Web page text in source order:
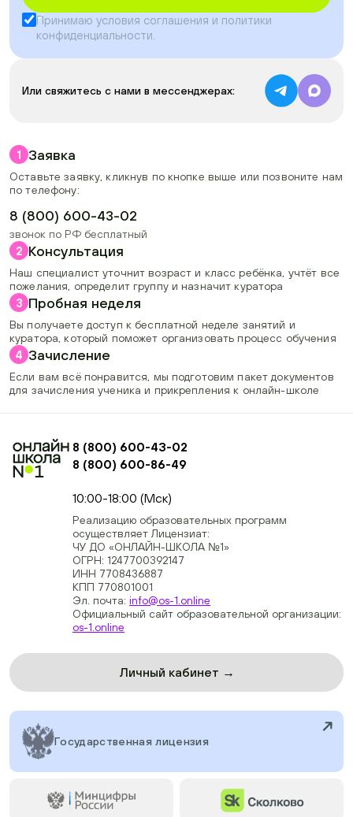
Принимаю условия соглашения и политики
конфиденциальности.
Или свяжитесь с нами в мессенджерах:
1 Заявка
Оставьте заявку, кликнув по кнопке выше или позвоните нам
по телефону:
8 (800) 600-43-02
звонок по РФ бесплатный
2 Консультация
Наш специалист уточнит возраст и класс ребёнка, учтёт все
пожелания, определит группу и назначит куратора
3 Пробная неделя
Вы получаете доступ к бесплатной неделе занятий и
куратора, который поможет организовать процесс обучения
4 Зачисление
Если вам всё понравится, мы подготовим пакет документов
для зачисления ученика и прикрепления к онлайн-школе
8 (800) 600-43-02
8 (800) 600-86-49
10:00-18:00 (Мск)
Реализацию образовательных программ
осуществляет Лицензиат:
ЧУ ДО «ОНЛАЙН-ШКОЛА №1»
ОГРН: 1247700392147
ИНН 7708436887
КПП 770801001
Эл. почта: info@os-1.online
Официальный сайт образовательной организации:
os-1.online
Личный кабинет →
Государственная лицензия